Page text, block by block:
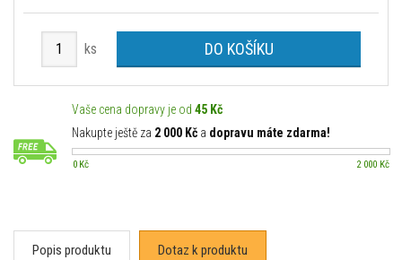
ks DO KOŠÍKU
Vaše cena dopravy je od 45 Kč
Nakupte ještě za 2 000 Kč a dopravu máte zdarma!
0 Kč 2 000 Kč
Popis produktu Dotaz k produktu